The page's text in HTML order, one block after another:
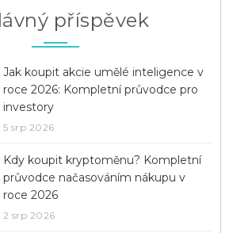
příspěvek
Jak koupit akcie umělé inteligence v
roce 2026: Kompletní průvodce pro
investory
5 srp 2026
Kdy koupit kryptoměnu? Kompletní
průvodce načasováním nákupu v
roce 2026
2 srp 2026